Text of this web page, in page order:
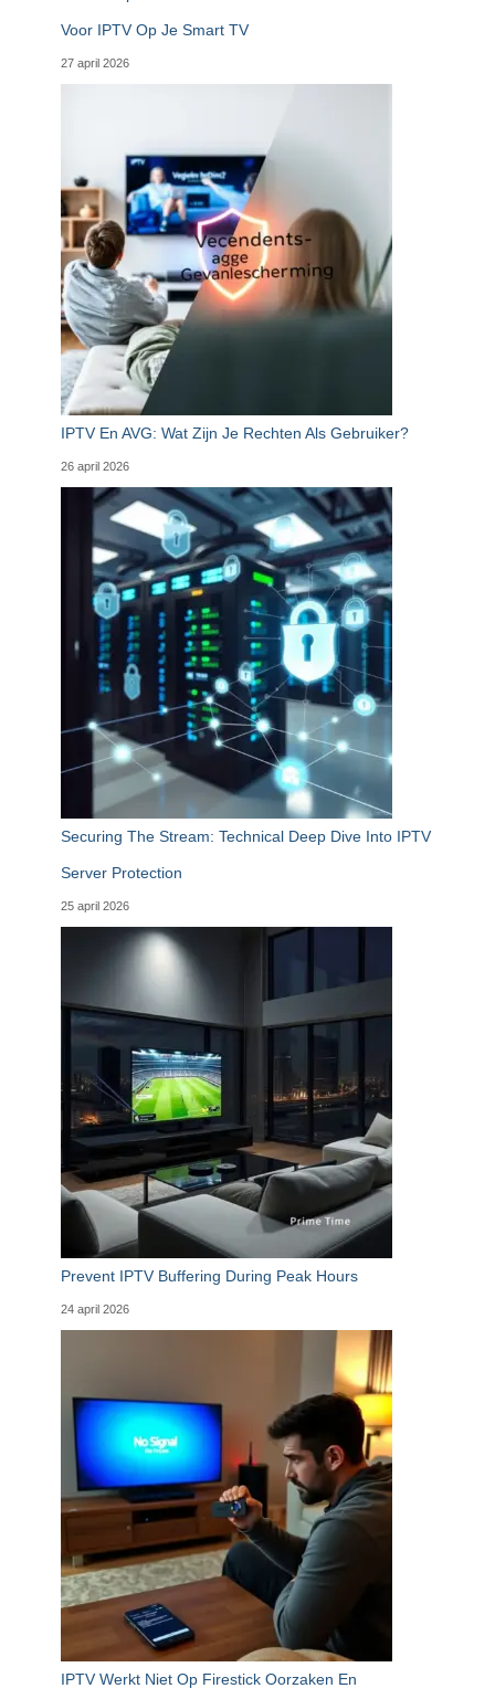
Voor IPTV Op Je Smart TV
27 april 2026
IPTV En AVG: Wat Zijn Je Rechten Als Gebruiker?
26 april 2026
Securing The Stream: Technical Deep Dive Into IPTV
Server Protection
25 april 2026
Prevent IPTV Buffering During Peak Hours
24 april 2026
IPTV Werkt Niet Op Firestick Oorzaken En